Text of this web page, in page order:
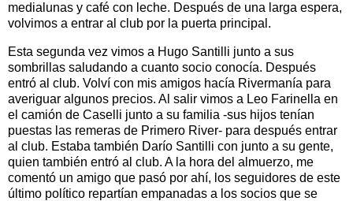
medialunas y café con leche. Después de una larga espera,
volvimos a entrar al club por la puerta principal.
Esta segunda vez vimos a Hugo Santilli junto a sus
sombrillas saludando a cuanto socio conocía. Después
entró al club. Volví con mis amigos hacía Rivermanía para
averiguar algunos precios. Al salir vimos a Leo Farinella en
el camión de Caselli junto a su familia -sus hijos tenían
puestas las remeras de Primero River- para después entrar
al club. Estaba también Darío Santilli con junto a su gente,
quien también entró al club. A la hora del almuerzo, me
comentó un amigo que pasó por ahí, los seguidores de este
último político repartían empanadas a los socios que se